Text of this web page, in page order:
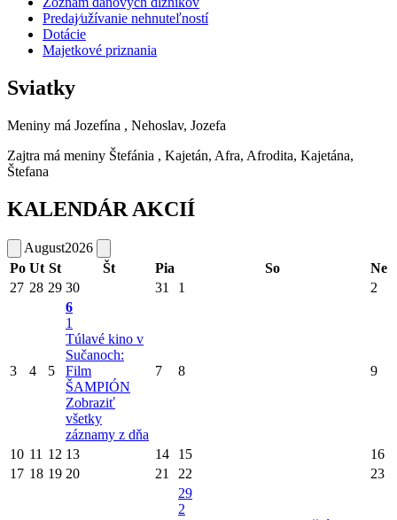
Predaj⁄užívanie nehnuteľností
Dotácie
Majetkové priznania
Sviatky
Meniny má Jozefína , Nehoslav, Jozefa
Zajtra má meniny Štefánia , Kajetán, Afra, Afrodita, Kajetána,
Štefana
KALENDÁR AKCIÍ
August2026
Po Ut St Št Pia So
Ne
27 28 29 30 31 1 2
3 4 5
6
1
Túlavé kino v
Sučanoch:
Film
ŠAMPIÓN
Zobraziť
všetky
záznamy z dňa
7 8 9
10 11 12 13 14 15
16
17 18 19 20 21 22
23
29
2